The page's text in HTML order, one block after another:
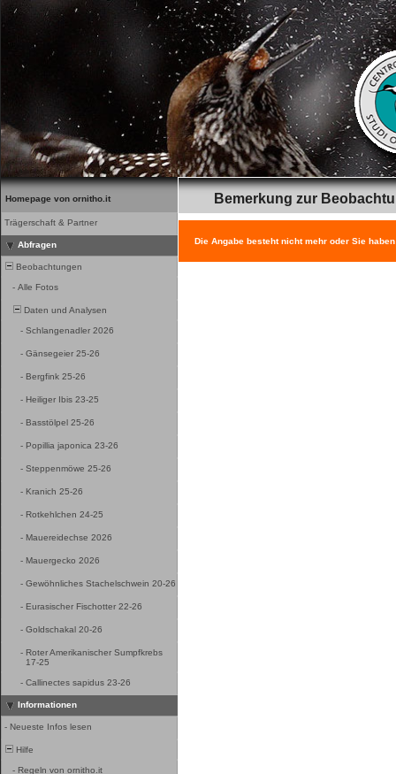
Homepage von ornitho.it
Trägerschaft & Partner
Abfragen
Beobachtungen
- Alle Fotos
Daten und Analysen
- Schlangenadler 2026
- Gänsegeier 25-26
- Bergfink 25-26
- Heiliger Ibis 23-25
- Basstölpel 25-26
- Popillia japonica 23-26
- Steppenmöwe 25-26
- Kranich 25-26
- Rotkehlchen 24-25
- Mauereidechse 2026
- Mauergecko 2026
- Gewöhnliches Stachelschwein 20-26
- Eurasischer Fischotter 22-26
- Goldschakal 20-26
- Roter Amerikanischer Sumpfkrebs
17-25
- Callinectes sapidus 23-26
Informationen
- Neueste Infos lesen
Hilfe
- Regeln von ornitho.it
Bemerkung zur
Die Angabe besteht nicht mehr oder Sie